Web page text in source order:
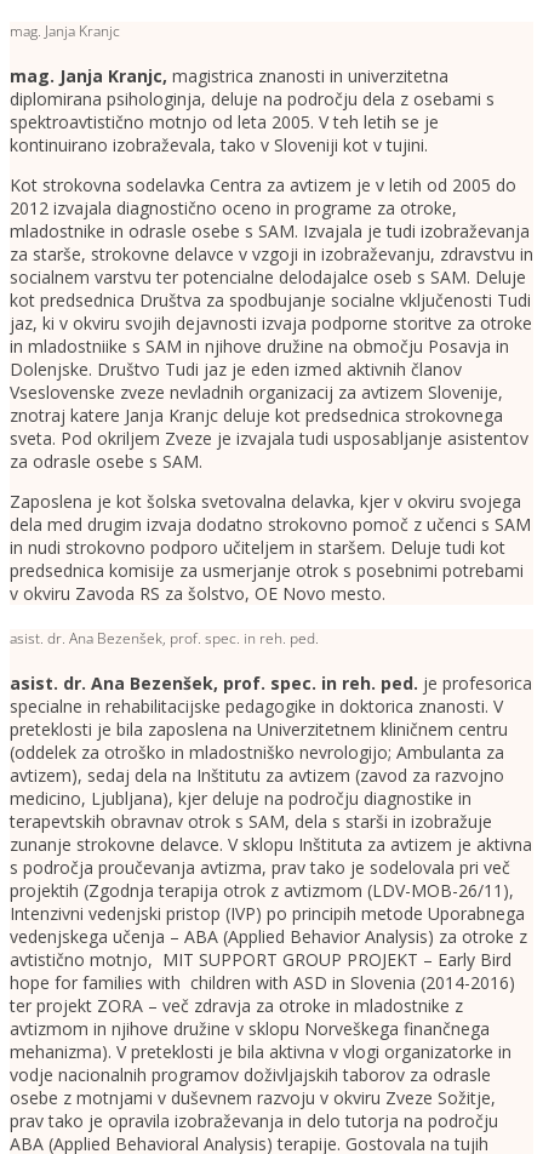
mag. Janja Kranjc
mag. Janja Kranjc, magistrica znanosti in univerzitetna
diplomirana psihologinja, deluje na področju dela z osebami s
spektroavtistično motnjo od leta 2005. V teh letih se je
kontinuirano izobraževala, tako v Sloveniji kot v tujini.
Kot strokovna sodelavka Centra za avtizem je v letih od 2005 do
2012 izvajala diagnostično oceno in programe za otroke,
mladostnike in odrasle osebe s SAM. Izvajala je tudi izobraževanja
za starše, strokovne delavce v vzgoji in izobraževanju, zdravstvu in
socialnem varstvu ter potencialne delodajalce oseb s SAM. Deluje
kot predsednica Društva za spodbujanje socialne vključenosti Tudi
jaz, ki v okviru svojih dejavnosti izvaja podporne storitve za otroke
in mladostniike s SAM in njihove družine na območju Posavja in
Dolenjske. Društvo Tudi jaz je eden izmed aktivnih članov
Vseslovenske zveze nevladnih organizacij za avtizem Slovenije,
znotraj katere Janja Kranjc deluje kot predsednica strokovnega
sveta. Pod okriljem Zveze je izvajala tudi usposabljanje asistentov
za odrasle osebe s SAM.
Zaposlena je kot šolska svetovalna delavka, kjer v okviru svojega
dela med drugim izvaja dodatno strokovno pomoč z učenci s SAM
in nudi strokovno podporo učiteljem in staršem. Deluje tudi kot
predsednica komisije za usmerjanje otrok s posebnimi potrebami
v okviru Zavoda RS za šolstvo, OE Novo mesto.
asist. dr. Ana Bezenšek, prof. spec. in reh. ped.
asist. dr. Ana Bezenšek, prof. spec. in reh. ped. je profesorica
specialne in rehabilitacijske pedagogike in doktorica znanosti. V
preteklosti je bila zaposlena na Univerzitetnem kliničnem centru
(oddelek za otroško in mladostniško nevrologijo; Ambulanta za
avtizem), sedaj dela na Inštitutu za avtizem (zavod za razvojno
medicino, Ljubljana), kjer deluje na področju diagnostike in
terapevtskih obravnav otrok s SAM, dela s starši in izobražuje
zunanje strokovne delavce. V sklopu Inštituta za avtizem je aktivna
s področja proučevanja avtizma, prav tako je sodelovala pri več
projektih (Zgodnja terapija otrok z avtizmom (LDV-MOB-26/11),
Intenzivni vedenjski pristop (IVP) po principih metode Uporabnega
vedenjskega učenja – ABA (Applied Behavior Analysis) za otroke z
avtistično motnjo, MIT SUPPORT GROUP PROJEKT – Early Bird
hope for families with children with ASD in Slovenia (2014-2016)
ter projekt ZORA – več zdravja za otroke in mladostnike z
avtizmom in njihove družine v sklopu Norveškega finančnega
mehanizma). V preteklosti je bila aktivna v vlogi organizatorke in
vodje nacionalnih programov doživljajskih taborov za odrasle
osebe z motnjami v duševnem razvoju v okviru Zveze Sožitje,
prav tako je opravila izobraževanja in delo tutorja na področju
ABA (Applied Behavioral Analysis) terapije. Gostovala na tujih